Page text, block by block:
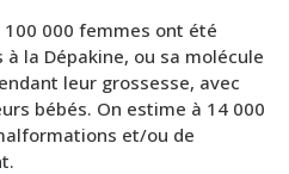
100 000 femmes ont été
la Dépakine, ou sa molécule
leur grossesse, avec
bébés. On estime à 14 000
et/ou de